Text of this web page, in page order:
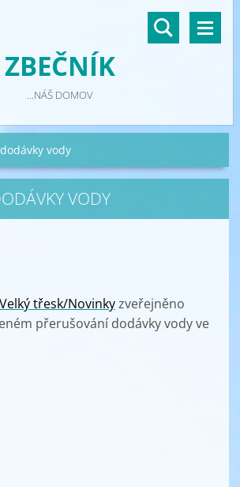
ZBEČNÍK
...NÁŠ DOMOV
vody
VODY
Velký třesk/Novinkyzveřejněno
přerušování dodávky vody ve